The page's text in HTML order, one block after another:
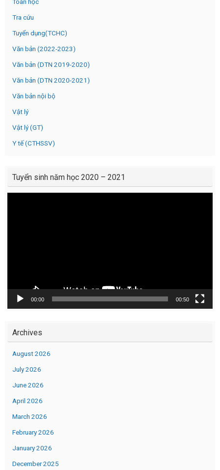
Toán học
Tra cứu
Tuyển dụng(TCHC)
Văn bản (2022-2023)
Văn bản (DTN 2019-2020)
Văn bản (DTN 2020-2021)
Văn bản nội bộ
Vật lý
Vật lý (GT)
Y tế (CTHSSV)
Tuyển sinh năm học 2020 – 2021
00:00 00:50
Archives
August 2026
July 2026
June 2026
April 2026
March 2026
February 2026
January 2026
December 2025